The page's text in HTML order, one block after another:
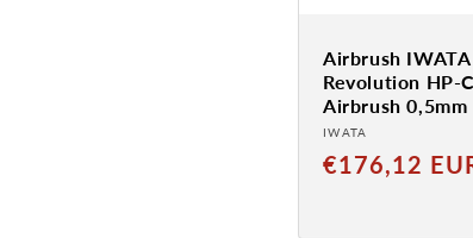
Airbrush IWATA
Revolution HP-
Airbrush 0,5mm
Anbieter:
IWATA
Normaler
€176,12